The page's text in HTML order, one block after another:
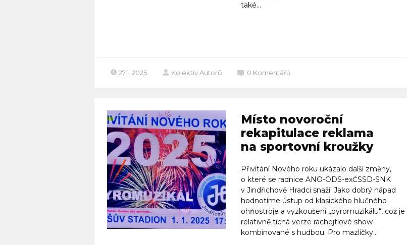
také...
27.1. 2025 Kolektiv Autorů 0 Komentářů
Místo novoroční
rekapitulace reklama
na sportovní kroužky
Přivítání Nového roku ukázalo další změny,
o které se radnice ANO-ODS-exČSSD-SNK
v Jindřichově Hradci snaží. Jako dobrý nápad
hodnotíme ústup od klasického hlučného
ohňostroje a vyzkoušení „pyromuzikálu“, což je
relativně tichá verze rachejtlové show
kombinované s hudbou. Pro mazlíčky...